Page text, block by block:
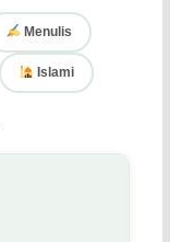
Menulis
Islami